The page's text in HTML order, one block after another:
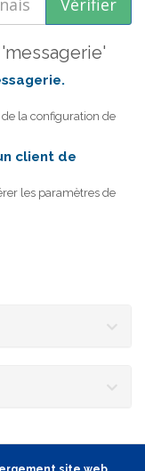
la configuration de
client de
les paramètres de